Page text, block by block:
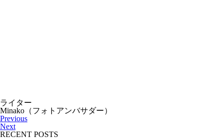
ライター
Minako（フォトアンバサダー）
Previous
Next
RECENT POSTS